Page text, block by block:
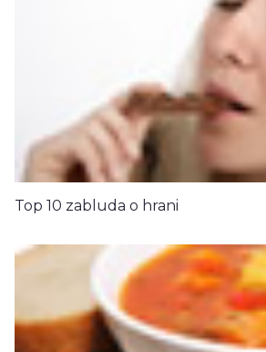
Top 10 zabluda o hrani